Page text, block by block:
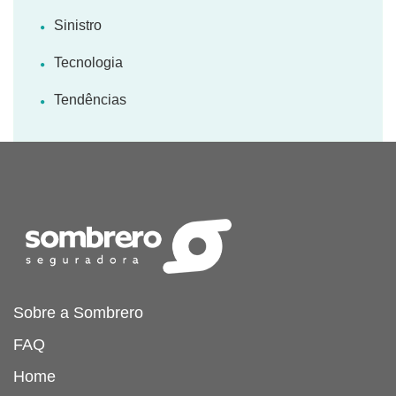
Sinistro
Tecnologia
Tendências
Sobre a Sombrero
FAQ
Home